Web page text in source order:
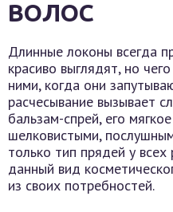
ВОЛОС
Длинные локоны всегда
красиво выглядят, но
ними, когда они
расчесывание вызывает
бальзам-спрей, его
шелковистыми,
только тип прядей у
данный вид
из своих потребностей.